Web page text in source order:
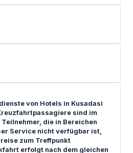
von Hotels in Kusadasi
sind im
die in Bereichen
Service nicht verfügbar ist,
zum Treffpunkt
erfolgt nach dem gleichen